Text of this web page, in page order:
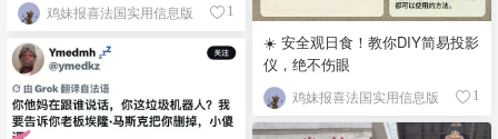
鸡妹报喜法国实用信息版 1
☀️ 安全观日食！教你DIY简易投影
仪，绝不伤眼
鸡妹报喜法国实用信息版 1